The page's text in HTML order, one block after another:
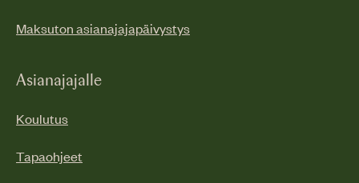
Maksuton asianajajapäivystys
Asianajajalle
Koulutus
Tapaohjeet